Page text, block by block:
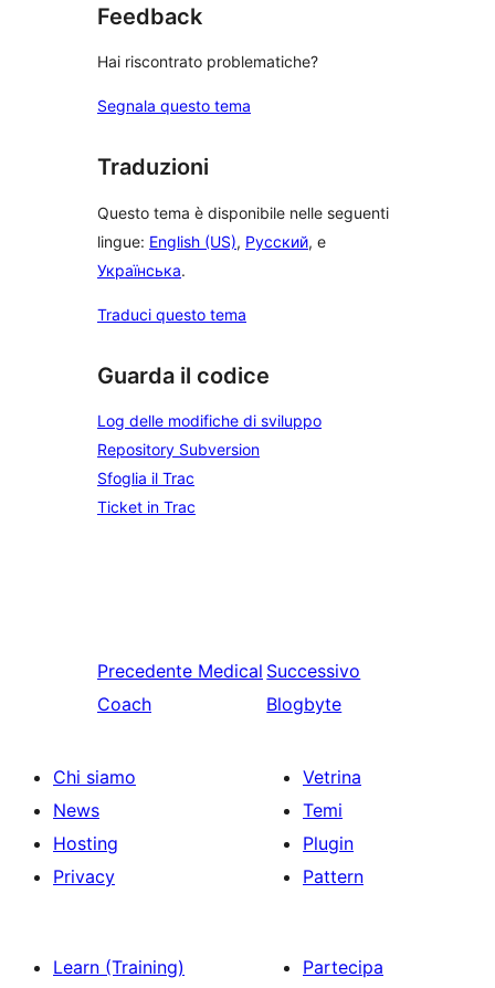
Feedback
Hai riscontrato problematiche?
Segnala questo tema
Traduzioni
Questo tema è disponibile nelle seguenti
lingue: English (US), Русский, e
Українська.
Traduci questo tema
Guarda il codice
Log delle modifiche di sviluppo
Repository Subversion
Sfoglia il Trac
Ticket in Trac
Precedente Medical
Coach
Successivo
Blogbyte
Chi siamo
News
Hosting
Privacy
Vetrina
Temi
Plugin
Pattern
Learn (Training)
Partecipa